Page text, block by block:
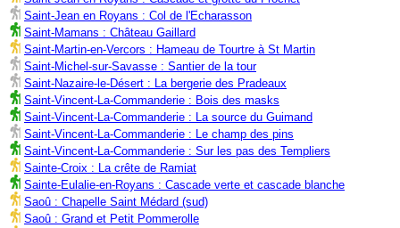
Saint-Jean en Royans : Col de l'Echarasson
Saint-Mamans : Château Gaillard
Saint-Martin-en-Vercors : Hameau de Tourtre à St Martin
Saint-Michel-sur-Savasse : Santier de la tour
Saint-Nazaire-le-Désert : La bergerie des Pradeaux
Saint-Vincent-La-Commanderie : Bois des masks
Saint-Vincent-La-Commanderie : La source du Guimand
Saint-Vincent-La-Commanderie : Le champ des pins
Saint-Vincent-La-Commanderie : Sur les pas des Templiers
Sainte-Croix : La crête de Ramiat
Sainte-Eulalie-en-Royans : Cascade verte et cascade blanche
Saoû : Chapelle Saint Médard (sud)
Saoû : Grand et Petit Pommerolle